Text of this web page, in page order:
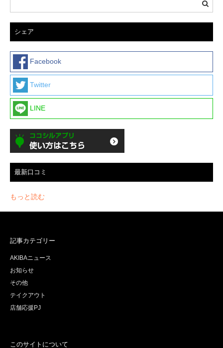
シェア
Facebook
Twitter
LINE
最新口コミ
もっと読む
記事カテゴリー
AKIBAニュース
お知らせ
その他
テイクアウト
店舗応援PJ
このサイトについて